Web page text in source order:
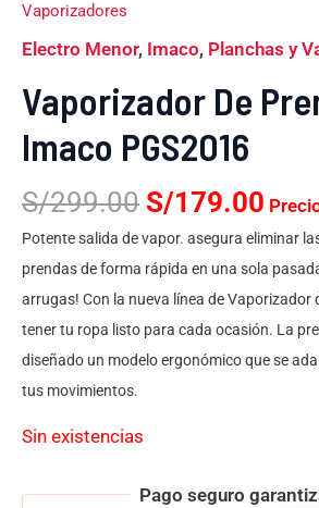
Vaporizadores
Electro Menor, Imaco, Planchas y
Vaporizador De
Imaco PGS2016
S/299.00 S/179.00
Potente salida de vapor. asegura eliminar
prendas de forma rápida en una sola
arrugas! Con la nueva línea de Vaporizador
tener tu ropa listo para cada ocasión. La
diseñado un modelo ergonómico que se
tus movimientos.
Sin existencias
Pago seguro